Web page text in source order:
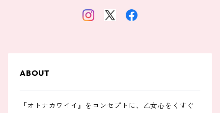
ABOUT
『オトナカワイイ』をコンセプトに、乙女心をくすぐ